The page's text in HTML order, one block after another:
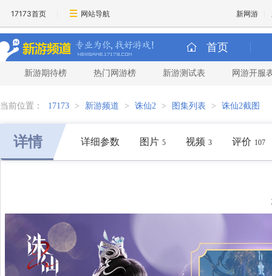
17173首页 网站导航 新网游
首页
新游期待榜 热门网游榜 新游测试表 网游开服
当前位置： 17173 > 新游频道 > 诛仙2 > 图集列表 > 诛仙2截图
详情 详细参数 图片 5 视频 3 评价 107